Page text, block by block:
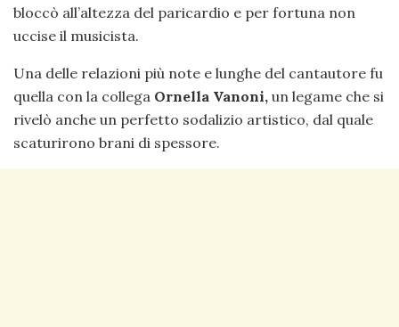
bloccò all’altezza del paricardio e per fortuna non
uccise il musicista.
Una delle relazioni più note e lunghe del cantautore fu
quella con la collega Ornella Vanoni, un legame che si
rivelò anche un perfetto sodalizio artistico, dal quale
scaturirono brani di spessore.